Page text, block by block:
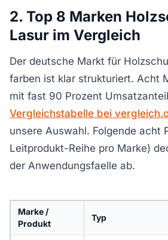
2. Top 8 Marken
Lasur im Vergleich
Der deutsche Markt für
farben ist klar strukturiert. Acht
mit fast 90 Prozent
Vergleichstabelle bei
unsere Auswahl. Folgende acht
Leitprodukt-Reihe pro Marke)
der Anwendungsfaelle ab.
Marke /
Produkt
Typ